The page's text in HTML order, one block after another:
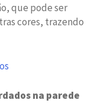
que pode ser
cores, trazendo
na parede